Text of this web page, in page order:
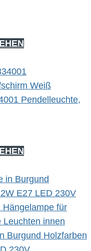
Pendelleuchte,
Burgund Holzfarben